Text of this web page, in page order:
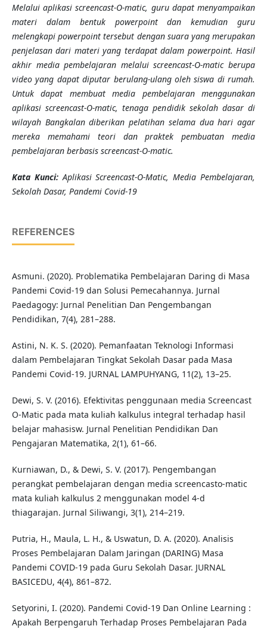
Melalui aplikasi screencast-O-matic, guru dapat menyampaikan
materi dalam bentuk powerpoint dan kemudian guru
melengkapi powerpoint tersebut dengan suara yang merupakan
penjelasan dari materi yang terdapat dalam powerpoint. Hasil
akhir media pembelajaran melalui screencast-O-matic berupa
video yang dapat diputar berulang-ulang oleh siswa di rumah.
Untuk dapat membuat media pembelajaran menggunakan
aplikasi screencast-O-matic, tenaga pendidik sekolah dasar di
wilayah Bangkalan diberikan pelatihan selama dua hari agar
mereka memahami teori dan praktek pembuatan media
pembelajaran berbasis screencast-O-matic.
Kata Kunci:Aplikasi Screencast-O-Matic, Media Pembelajaran,
Sekolah Dasar, Pandemi Covid-19
REFERENCES
Asmuni. (2020). Problematika Pembelajaran Daring di Masa
Pandemi Covid-19 dan Solusi Pemecahannya. Jurnal
Paedagogy: Jurnal Penelitian Dan Pengembangan
Pendidikan, 7(4), 281–288.
Astini, N. K. S. (2020). Pemanfaatan Teknologi Informasi
dalam Pembelajaran Tingkat Sekolah Dasar pada Masa
Pandemi Covid-19. JURNAL LAMPUHYANG, 11(2), 13–25.
Dewi, S. V. (2016). Efektivitas penggunaan media Screencast
O-Matic pada mata kuliah kalkulus integral terhadap hasil
belajar mahasisw. Jurnal Penelitian Pendidikan Dan
Pengajaran Matematika, 2(1), 61–66.
Kurniawan, D., & Dewi, S. V. (2017). Pengembangan
perangkat pembelajaran dengan media screencasto-matic
mata kuliah kalkulus 2 menggunakan model 4-d
thiagarajan. Jurnal Siliwangi, 3(1), 214–219.
Putria, H., Maula, L. H., & Uswatun, D. A. (2020). Analisis
Proses Pembelajaran Dalam Jaringan (DARING) Masa
Pandemi COVID-19 pada Guru Sekolah Dasar. JURNAL
BASICEDU, 4(4), 861–872.
Setyorini, I. (2020). Pandemi Covid-19 Dan Online Learning :
Apakah Berpengaruh Terhadap Proses Pembelajaran Pada